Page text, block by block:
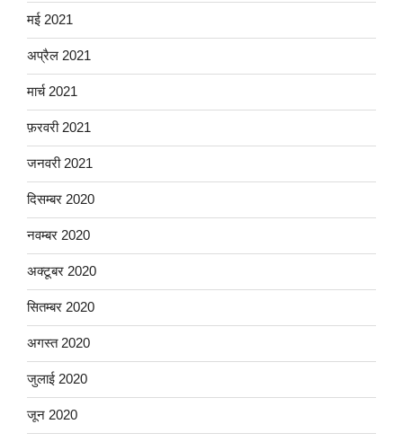
मई 2021
अप्रैल 2021
मार्च 2021
फ़रवरी 2021
जनवरी 2021
दिसम्बर 2020
नवम्बर 2020
अक्टूबर 2020
सितम्बर 2020
अगस्त 2020
जुलाई 2020
जून 2020